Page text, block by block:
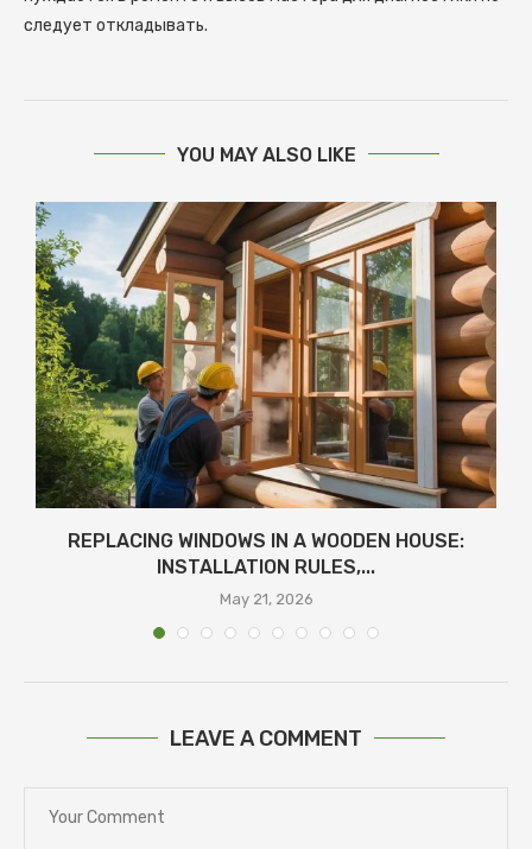
следует откладывать.
YOU MAY ALSO LIKE
REPLACING WINDOWS IN A WOODEN HOUSE:
INSTALLATION RULES,...
May 21, 2026
LEAVE A COMMENT